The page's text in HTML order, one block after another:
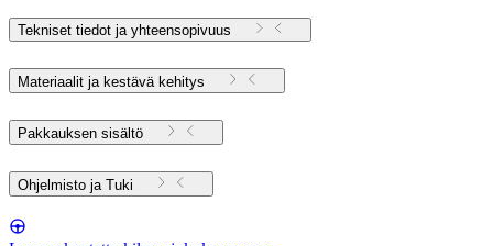
Tekniset tiedot ja yhteensopivuus
Materiaalit ja kestävä kehitys
Pakkauksen sisältö
Ohjelmisto ja Tuki